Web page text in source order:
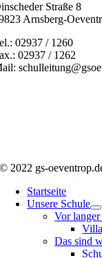
Straße 8
Arnsberg-
02937 / 1260
02937 / 1262
© 2022 gs-
Startseite
Unsere Schule
Vor
Das sind